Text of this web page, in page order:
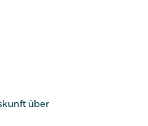
über